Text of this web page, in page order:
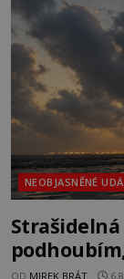
NEOBJASNĚNÉ
Strašidelná
OD MIREK BRÁT